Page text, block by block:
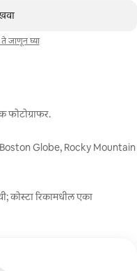
जाणून घ्या
फोटोग्राफर.
Globe, Rocky Mountain
कोस्टा रिकामधील एका